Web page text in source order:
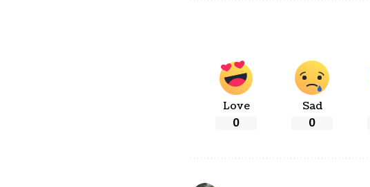
Love
0
Sad
0